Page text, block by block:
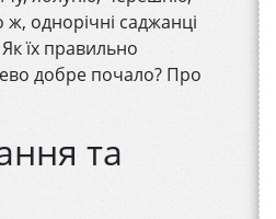
однорічні саджанці
їх правильно
добре почало? Про
та